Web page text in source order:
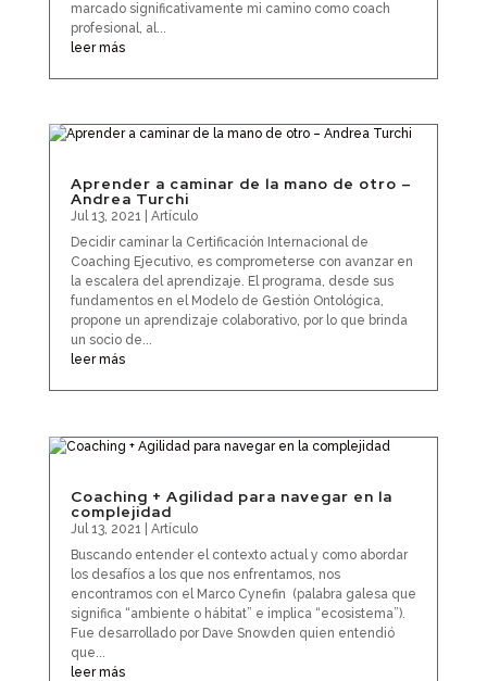
marcado significativamente mi camino como coach
profesional, al...
leer más
Aprender a caminar de la mano de otro –
Andrea Turchi
Jul 13, 2021
Artículo
Decidir caminar la Certificación Internacional de
Coaching Ejecutivo, es comprometerse con avanzar en
la escalera del aprendizaje. El programa, desde sus
fundamentos en el Modelo de Gestión Ontológica,
propone un aprendizaje colaborativo, por lo que brinda
un socio de...
leer más
Coaching + Agilidad para navegar en la
complejidad
Jul 13, 2021
Artículo
Buscando entender el contexto actual y como abordar
los desafíos a los que nos enfrentamos, nos
encontramos con el Marco Cynefin (palabra galesa que
significa “ambiente o hábitat” e implica “ecosistema”).
Fue desarrollado por Dave Snowden quien entendió
que...
leer más